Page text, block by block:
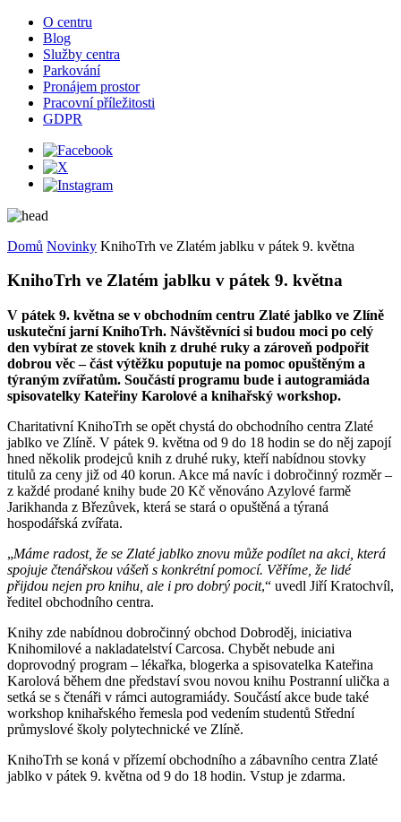
O centru
Blog
Služby centra
Parkování
Pronájem prostor
Pracovní příležitosti
GDPR
Domů Novinky KnihoTrh ve Zlatém jablku v pátek 9. května
KnihoTrh ve Zlatém jablku v pátek 9. května
V pátek 9. května se v obchodním centru Zlaté jablko ve Zlíně
uskuteční jarní KnihoTrh. Návštěvníci si budou moci po celý
den vybírat ze stovek knih z druhé ruky a zároveň podpořit
dobrou věc – část výtěžku poputuje na pomoc opuštěným a
týraným zvířatům. Součástí programu bude i autogramiáda
spisovatelky Kateřiny Karolové a knihařský workshop.
Charitativní KnihoTrh se opět chystá do obchodního centra Zlaté
jablko ve Zlíně. V pátek 9. května od 9 do 18 hodin se do něj zapojí
hned několik prodejců knih z druhé ruky, kteří nabídnou stovky
titulů za ceny již od 40 korun. Akce má navíc i dobročinný rozměr –
z každé prodané knihy bude 20 Kč věnováno Azylové farmě
Jarikhanda z Březůvek, která se stará o opuštěná a týraná
hospodářská zvířata.
„Máme radost, že se Zlaté jablko znovu může podílet na akci, která
spojuje čtenářskou vášeň s konkrétní pomocí. Věříme, že lidé
přijdou nejen pro knihu, ale i pro dobrý pocit,“ uvedl Jiří Kratochvíl,
ředitel obchodního centra.
Knihy zde nabídnou dobročinný obchod Dobroděj, iniciativa
Knihomilové a nakladatelství Carcosa. Chybět nebude ani
doprovodný program – lékařka, blogerka a spisovatelka Kateřina
Karolová během dne představí svou novou knihu Postranní ulička a
setká se s čtenáři v rámci autogramiády. Součástí akce bude také
workshop knihařského řemesla pod vedením studentů Střední
průmyslové školy polytechnické ve Zlíně.
KnihoTrh se koná v přízemí obchodního a zábavního centra Zlaté
jablko v pátek 9. května od 9 do 18 hodin. Vstup je zdarma.